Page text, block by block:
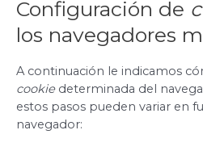
Configuración de
los navegadores
A continuación le indicamos
cookiedeterminada del
estos pasos pueden variar en
navegador: